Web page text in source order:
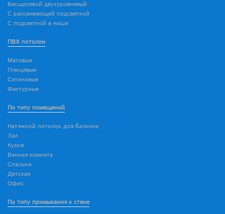
Бесщелевой двухуровневый
С рассеивающей подсветкой
С подсветкой в нише
ПВХ потолки
Матовые
Глянцевые
Сатиновые
Фактурные
По типу помещений
Натяжной потолок для балкона
Зал
Кухня
Ванная комната
Спальня
Детская
Офис
По типу примыкания к стене